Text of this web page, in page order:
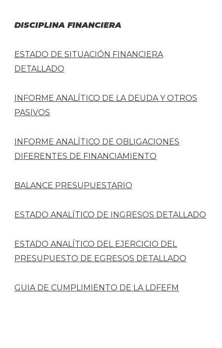
DISCIPLINA FINANCIERA
ESTADO DE SITUACIÓN FINANCIERA
DETALLADO
INFORME ANALÍTICO DE LA DEUDA Y OTROS
PASIVOS
INFORME ANALÍTICO DE OBLIGACIONES
DIFERENTES DE FINANCIAMIENTO
BALANCE PRESUPUESTARIO
ESTADO ANALÍTICO DE INGRESOS DETALLADO
ESTADO ANALÍTICO DEL EJERCICIO DEL
PRESUPUESTO DE EGRESOS DETALLADO
GUIA DE CUMPLIMIENTO DE LA LDFEFM